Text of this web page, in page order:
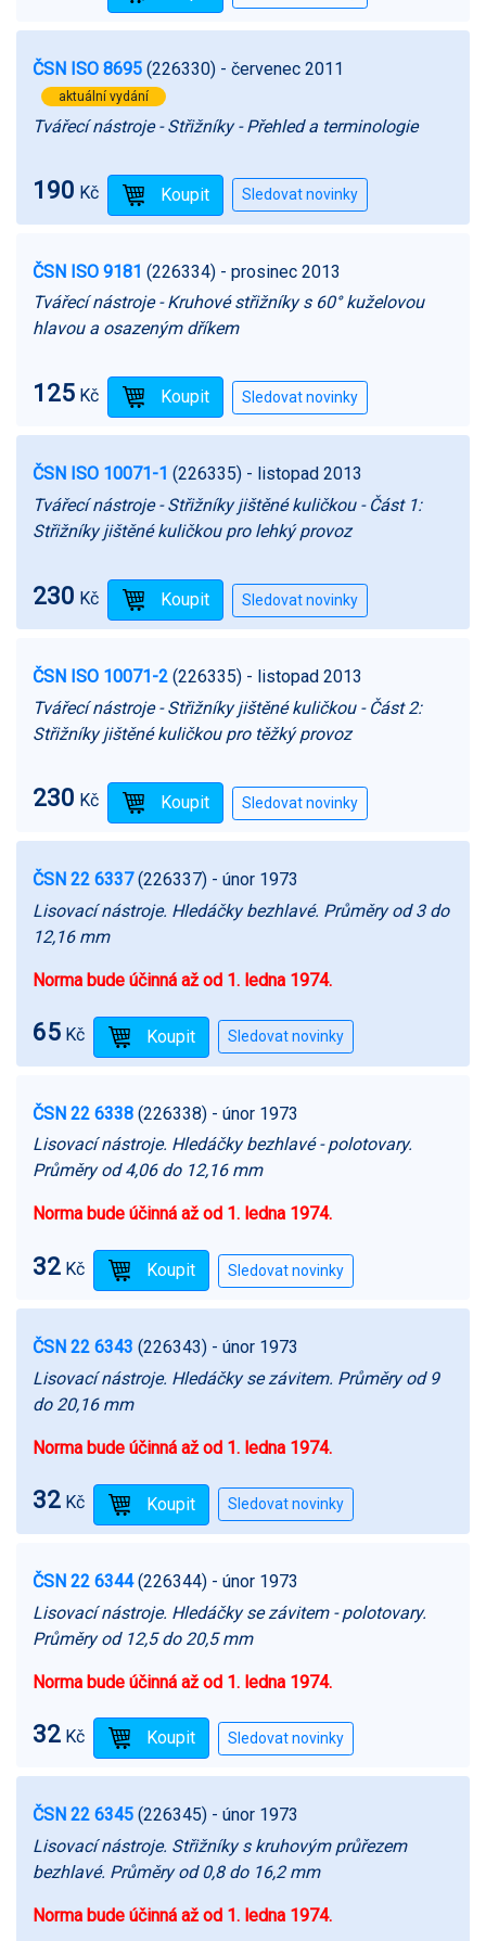
ČSN ISO 8695 (226330) - červenec 2011
aktuální vydání
Tvářecí nástroje - Střižníky - Přehled a terminologie
190 Kč
ČSN ISO 9181 (226334) - prosinec 2013
Tvářecí nástroje - Kruhové střižníky s 60° kuželovou
hlavou a osazeným dříkem
125 Kč
ČSN ISO 10071-1 (226335) - listopad 2013
Tvářecí nástroje - Střižníky jištěné kuličkou - Část 1:
Střižníky jištěné kuličkou pro lehký provoz
230 Kč
ČSN ISO 10071-2 (226335) - listopad 2013
Tvářecí nástroje - Střižníky jištěné kuličkou - Část 2:
Střižníky jištěné kuličkou pro těžký provoz
230 Kč
ČSN 22 6337(226337) - únor 1973
Lisovací nástroje. Hledáčky bezhlavé. Průměry od 3 do
12,16 mm
Norma bude účinná až od 1. ledna 1974.
65 Kč
ČSN 22 6338 (226338) - únor 1973
Lisovací nástroje. Hledáčky bezhlavé - polotovary.
Průměry od 4,06 do 12,16 mm
Norma bude účinná až od 1. ledna 1974.
32 Kč
ČSN 22 6343 (226343) - únor 1973
Lisovací nástroje. Hledáčky se závitem. Průměry od 9
do 20,16 mm
Norma bude účinná až od 1. ledna 1974.
32 Kč
ČSN 22 6344(226344) - únor 1973
Lisovací nástroje. Hledáčky se závitem - polotovary.
Průměry od 12,5 do 20,5 mm
Norma bude účinná až od 1. ledna 1974.
32 Kč
ČSN 22 6345 (226345) - únor 1973
Lisovací nástroje. Střižníky s kruhovým průřezem
bezhlavé. Průměry od 0,8 do 16,2 mm
Norma bude účinná až od 1. ledna 1974.